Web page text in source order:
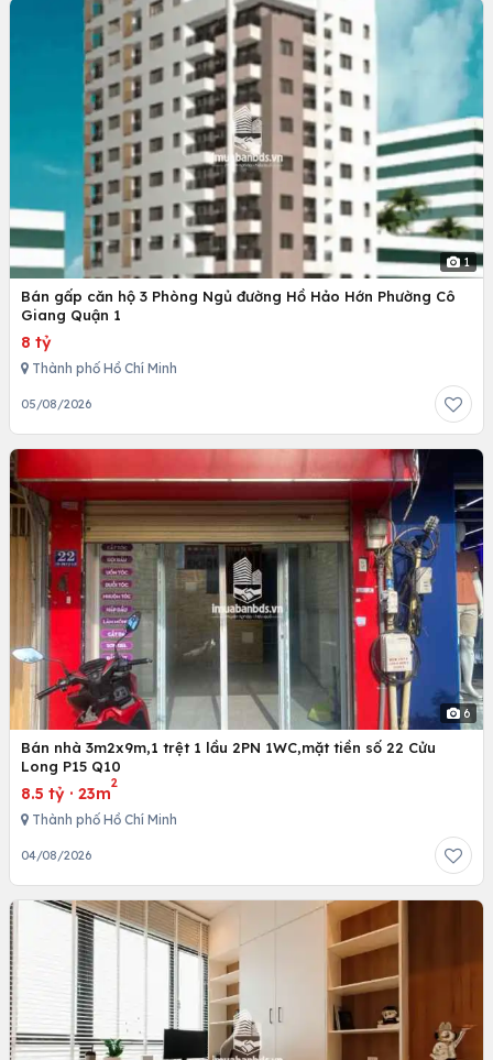
1
Bán gấp căn hộ 3 Phòng Ngủ đường Hồ Hảo Hớn Phường Cô
Giang Quận 1
8 tỷ
Thành phố Hồ Chí Minh
05/08/2026
6
Bán nhà 3m2x9m,1 trệt 1 lầu 2PN 1WC,mặt tiền số 22 Cửu
Long P15 Q10
8.5 tỷ · 23m
2
Thành phố Hồ Chí Minh
04/08/2026